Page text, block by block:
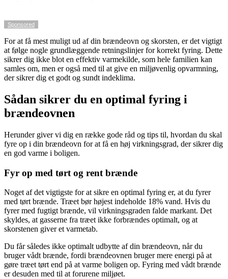
Sponsored
For at få mest muligt ud af din brændeovn og skorsten, er det vigtigt
at følge nogle grundlæggende retningslinjer for korrekt fyring. Dette
sikrer dig ikke blot en effektiv varmekilde, som hele familien kan
samles om, men er også med til at give en miljøvenlig opvarmning,
der sikrer dig et godt og sundt indeklima.
Sådan sikrer du en optimal fyring i
brændeovnen
Herunder giver vi dig en række gode råd og tips til, hvordan du skal
fyre op i din brændeovn for at få en høj virkningsgrad, der sikrer dig
en god varme i boligen.
Fyr op med tørt og rent brænde
Noget af det vigtigste for at sikre en optimal fyring er, at du fyrer
med tørt brænde. Træet bør højest indeholde 18% vand. Hvis du
fyrer med fugtigt brænde, vil virkningsgraden falde markant. Det
skyldes, at gasserne fra træet ikke forbrændes optimalt, og at
skorstenen giver et varmetab.
Du får således ikke optimalt udbytte af din brændeovn, når du
bruger vådt brænde, fordi brændeovnen bruger mere energi på at
gøre træet tørt end på at varme boligen op. Fyring med vådt brænde
er desuden med til at forurene miljøet.